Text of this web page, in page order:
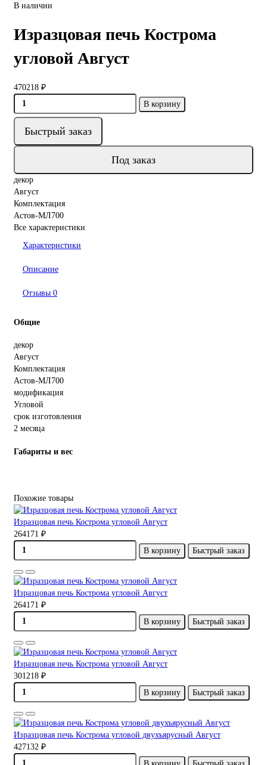
В наличии
Изразцовая печь Кострома
угловой Август
470218 ₽
В корзину
Быстрый заказ
Под заказ
декор
Август
Комплектация
Астов-МЛ700
Все характеристики
Характеристики
Описание
Отзывы 0
Общие
декор
Август
Комплектация
Астов-МЛ700
модификация
Угловой
срок изготовления
2 месяца
Габариты и вес
Похожие товары
Изразцовая печь Кострома угловой Август
264171 ₽
В корзину
Быстрый заказ
Изразцовая печь Кострома угловой Август
264171 ₽
В корзину
Быстрый заказ
Изразцовая печь Кострома угловой Август
301218 ₽
В корзину
Быстрый заказ
Изразцовая печь Кострома угловой двухъярусный Август
427132 ₽